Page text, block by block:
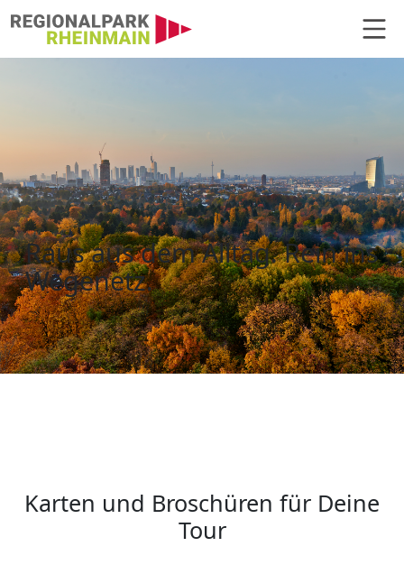
Hauptnavigation
Raus aus dem Alltag. Rein ins
Wegenetz.
Karten und Broschüren für Deine
Tour